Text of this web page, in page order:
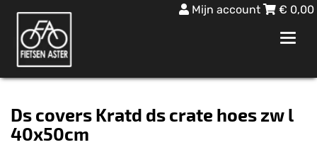
Mijn account € 0,00
Ds covers Kratd ds crate hoes zw l
40x50cm